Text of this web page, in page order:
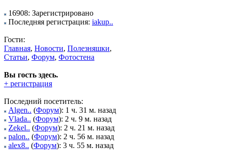
16908: Зарегистрировано
Последняя регистрация: iakup..
Гости:
Главная, Новости, Полезняшки,
Статьи, Форум, Фотостена
Вы гость здесь.
+ регистрация
Последний посетитель:
Algen.. (Форум): 1 ч. 31 м. назад
Vlada.. (Форум): 2 ч. 9 м. назад
Zekel.. (Форум): 2 ч. 21 м. назад
palon.. (Форум): 2 ч. 56 м. назад
alex8.. (Форум): 3 ч. 55 м. назад